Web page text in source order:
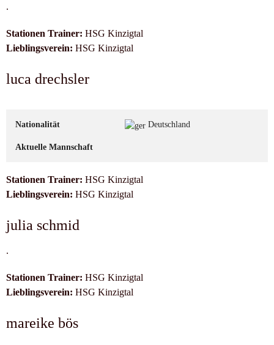
.
Stationen Trainer: HSG Kinzigtal
Lieblingsverein: HSG Kinzigtal
luca drechsler
Nationalität Deutschland
Aktuelle Mannschaft
Stationen Trainer: HSG Kinzigtal
Lieblingsverein: HSG Kinzigtal
julia schmid
.
Stationen Trainer: HSG Kinzigtal
Lieblingsverein: HSG Kinzigtal
mareike bös